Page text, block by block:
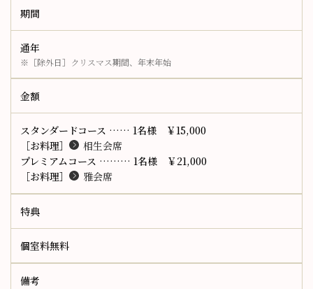
期間
通年
※［除外日］クリスマス期間、年末年始
金額
スタンダードコース …… 1名様 ￥15,000
［お料理］
相生会席
プレミアムコース ……… 1名様 ￥21,000
［お料理］
雅会席
特典
個室料無料
備考